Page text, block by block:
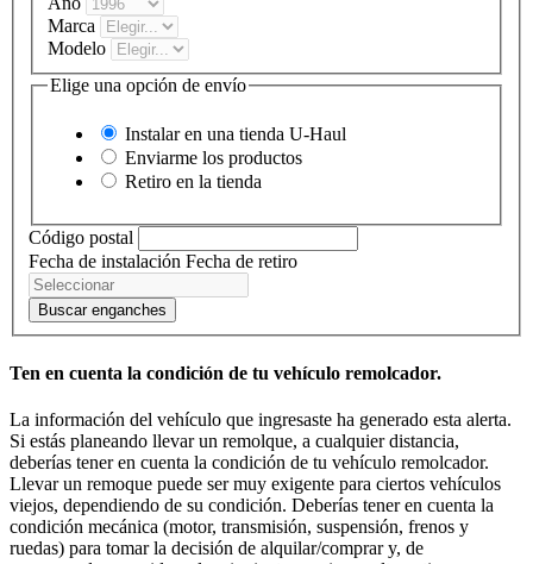
Marca
Modelo
Elige una opción de envío
Instalar en una tienda U-Haul
Enviarme los productos
Retiro en la tienda
Código postal
Fecha de instalación Fecha de retiro
Buscar enganches
Ten en cuenta la condición de tu vehículo remolcador.
La información del vehículo que ingresaste ha generado esta alerta.
Si estás planeando llevar un remolque, a cualquier distancia,
deberías tener en cuenta la condición de tu vehículo remolcador.
Llevar un remoque puede ser muy exigente para ciertos vehículos
viejos, dependiendo de su condición. Deberías tener en cuenta la
condición mecánica (motor, transmisión, suspensión, frenos y
ruedas) para tomar la decisión de alquilar/comprar y, de